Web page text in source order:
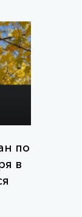
по
в